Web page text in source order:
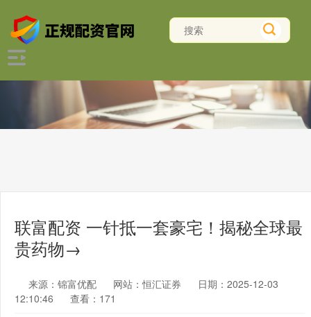
联富配资 一针抵一套豪宅！揭秘全球最
贵药物→
来源：锦富优配 网站：恒汇证券
日期：2025-12-03
12:10:46
查看：171